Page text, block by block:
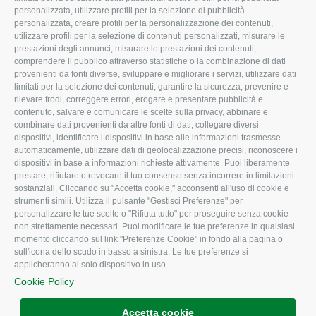
personalizzata, utilizzare profili per la selezione di pubblicità
personalizzata, creare profili per la personalizzazione dei contenuti,
utilizzare profili per la selezione di contenuti personalizzati, misurare le
prestazioni degli annunci, misurare le prestazioni dei contenuti,
comprendere il pubblico attraverso statistiche o la combinazione di dati
provenienti da fonti diverse, sviluppare e migliorare i servizi, utilizzare dati
limitati per la selezione dei contenuti, garantire la sicurezza, prevenire e
rilevare frodi, correggere errori, erogare e presentare pubblicità e
contenuto, salvare e comunicare le scelte sulla privacy, abbinare e
combinare dati provenienti da altre fonti di dati, collegare diversi
dispositivi, identificare i dispositivi in base alle informazioni trasmesse
automaticamente, utilizzare dati di geolocalizzazione precisi, riconoscere i
dispositivi in base a informazioni richieste attivamente. Puoi liberamente
prestare, rifiutare o revocare il tuo consenso senza incorrere in limitazioni
sostanziali. Cliccando su "Accetta cookie," acconsenti all'uso di cookie e
strumenti simili. Utilizza il pulsante "Gestisci Preferenze" per
personalizzare le tue scelte o "Rifiuta tutto" per proseguire senza cookie
non strettamente necessari. Puoi modificare le tue preferenze in qualsiasi
momento cliccando sul link "Preferenze Cookie" in fondo alla pagina o
sull'icona dello scudo in basso a sinistra. Le tue preferenze si
applicheranno al solo dispositivo in uso.
Cookie Policy
Accetta cookie
Organigramma aziendale
I Nostri Servizi
Uffici della Sede
provinciale
Le Sedi di Zona
Agricoltori S.r.l.
Whistleblowing
Confagricoltura Rovigo e
Agricoltori srl
Lavoro
Ambiente
Associazione
CONFAGRICOLTURA
ATTIVA
Notizie in evidenza
Eventi
Comunicati Stampa
Video
Iscrizione Newsletter
Newsletter